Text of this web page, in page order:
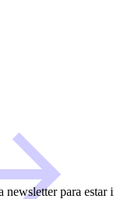
newsletter para